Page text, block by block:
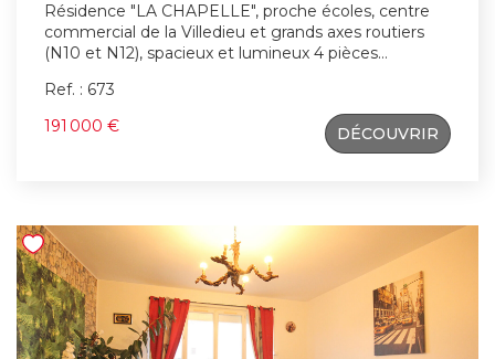
Résidence "LA CHAPELLE", proche écoles, centre
commercial de la Villedieu et grands axes routiers
(N10 et N12), spacieux et lumineux 4 pièces
possibilité séjour double de 32m², avec cuisine semi-
ouverte (U.S. possible), 3 chambres, salle de bains,
WC séparés et nombreux rangements. Une cave et
un parking en sous sol sécurisé complètent ce bien.
vendeur, 226 lots de copropriétés. COUP DE COEUR
ASSURE ! Conformément au code monétaire et
financier (art. 561.5), nous vous remercions de vous
munir de votre carte d'identité afin d'organiser une
visite.
Ref. : 673
191 000 €
DÉCOUVRIR